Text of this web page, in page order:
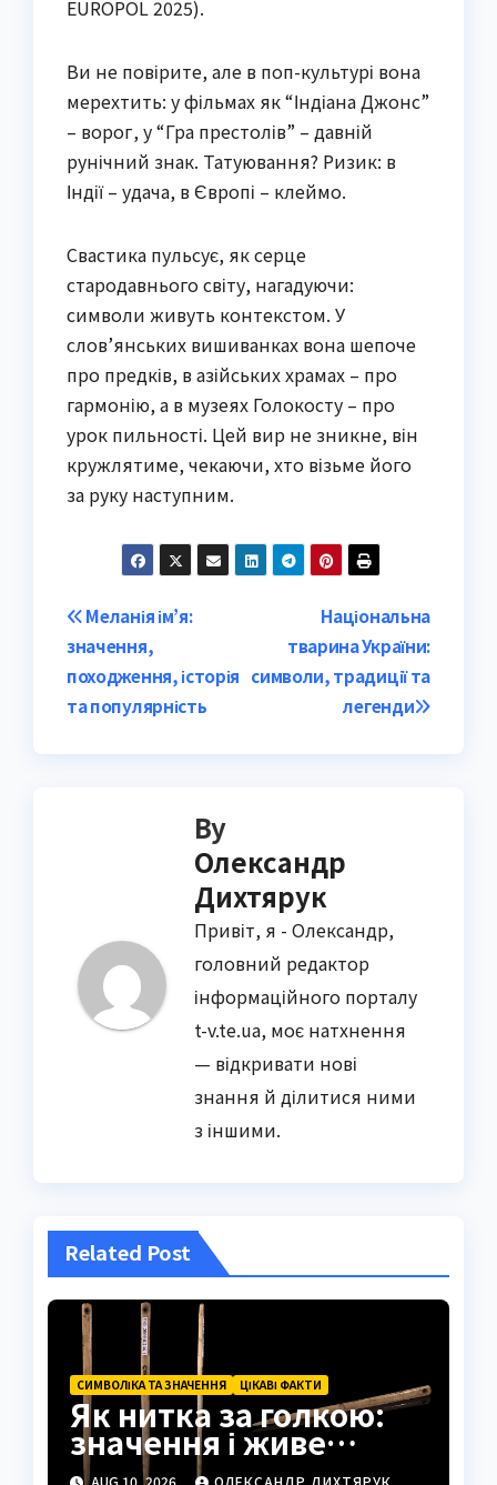
EUROPOL 2025).
Ви не повірите, але в поп-культурі вона
мерехтить: у фільмах як “Індіана Джонс”
– ворог, у “Гра престолів” – давній
рунічний знак. Татуювання? Ризик: в
Індії – удача, в Європі – клеймо.
Свастика пульсує, як серце
стародавнього світу, нагадуючи:
символи живуть контекстом. У
слов’янських вишиванках вона шепоче
про предків, в азійських храмах – про
гармонію, а в музеях Голокосту – про
урок пильності. Цей вир не зникне, він
кружлятиме, чекаючи, хто візьме його
за руку наступним.
Post
navigation
Національна
тварина України:
символи, традиції та
легенди
Меланія ім’я:
значення,
походження, історія
та популярність
By
Олександр
Дихтярук
Привіт, я - Олександр,
головний редактор
інформаційного порталу
t-v.te.ua, моє натхнення
— відкривати нові
знання й ділитися ними
з іншими.
Related Post
СИМВОЛІКА ТА ЗНАЧЕННЯ ЦІКАВІ ФАКТИ
Як нитка за голкою:
значення і живе
застосування
AUG 10, 2026 ОЛЕКСАНДР ДИХТЯРУК